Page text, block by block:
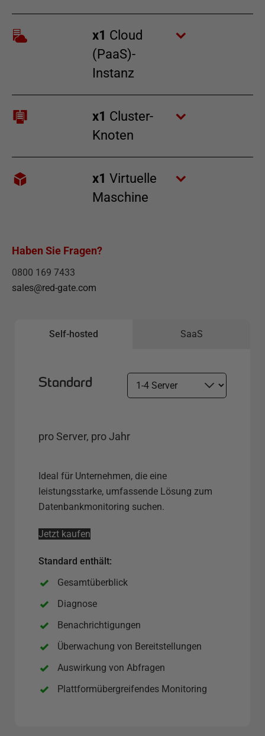
x1 Cloud
(PaaS)-
Instanz
x1 Cluster-
Knoten
x1 Virtuelle
Maschine
Haben Sie Fragen?
0800 169 7433
sales@red-gate.com
Self-hosted SaaS
Standard
c
s
e
r
o
p
o
pro Server, pro Jahr
Ideal für Unternehmen, die eine
leistungsstarke, umfassende Lösung zum
Datenbankmonitoring suchen.
Jetzt kaufen
Standard enthält:
Gesamtüberblick
Diagnose
Benachrichtigungen
Überwachung von Bereitstellungen
Auswirkung von Abfragen
Plattformübergreifendes Monitoring